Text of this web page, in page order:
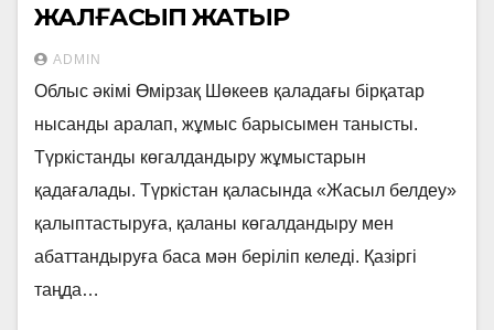
ЖАЛҒАСЫП ЖАТЫР
ADMIN
Облыс әкімі Өмірзақ Шөкеев қаладағы бірқатар
нысанды аралап, жұмыс барысымен танысты.
Түркістанды көгалдандыру жұмыстарын
қадағалады. Түркістан қаласында «Жасыл белдеу»
қалыптастыруға, қаланы көгалдандыру мен
абаттандыруға баса мән беріліп келеді. Қазіргі
таңда…